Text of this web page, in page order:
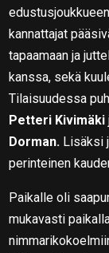
kannattajat
tapaamaan ja
kanssa, sekä
Tilaisuudessa
Petteri Kivimäki
Dorman. Lisäksi
perinteinen
Paikalle oli
mukavasti